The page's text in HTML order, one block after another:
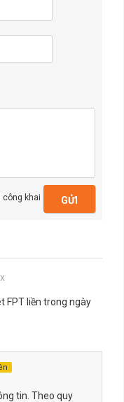
công khai GỬI
FPT liền trong ngày
tin. Theo quy